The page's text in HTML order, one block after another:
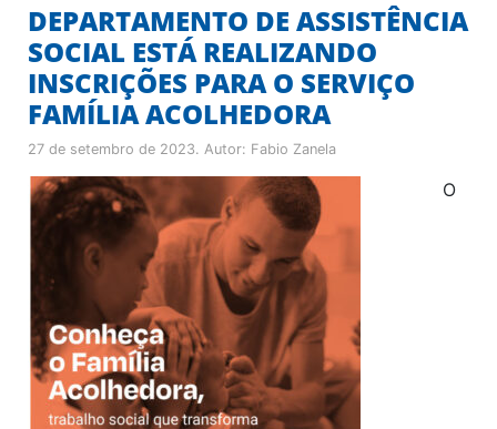
DEPARTAMENTO DE ASSISTÊNCIA
SOCIAL ESTÁ REALIZANDO
INSCRIÇÕES PARA O SERVIÇO
FAMÍLIA ACOLHEDORA
27 de setembro de 2023. Autor: Fabio Zanela
O